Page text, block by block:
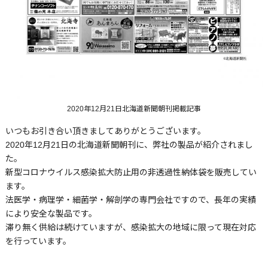
2020年12月21日北海道新聞朝刊掲載記事
いつもお引き合い頂きましてありがとうございます。
2020年12月21日の北海道新聞朝刊に、弊社の製品が紹介されまし
た。
新型コロナウイルス感染拡大防止用の非透過性納体袋を販売してい
ます。
法医学・病理学・細菌学・解剖学の専門会社ですので、長年の実績
により安全な製品です。
滞り無く供給は続けていますが、感染拡大の地域に限って現在対応
を行っています。